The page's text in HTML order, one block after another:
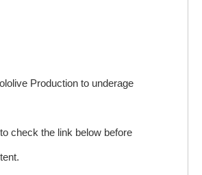
Production to underage
check the link below before